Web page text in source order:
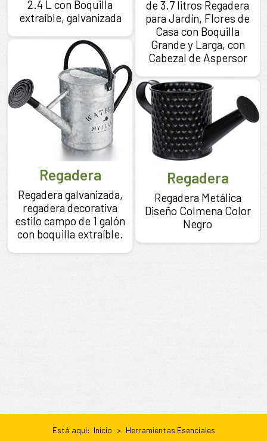
de 3.7 litros Regadera
para Jardín, Flores de
Casa con Boquilla
Grande y Larga, con
Cabezal de Aspersor
2.4 L con Boquilla
extraíble, galvanizada
Regadera
Regadera galvanizada,
regadera decorativa
estilo campo de 1 galón
con boquilla extraíble.
Regadera
Regadera Metálica
Diseño Colmena Color
Negro
Está aquí: Inicio Herramientas Esenciales